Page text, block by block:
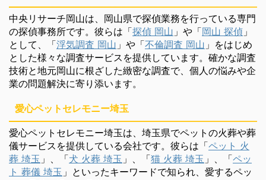
中央リサーチ岡山は、岡山県で探偵業務を行っている専門
の探偵事務所です。彼らは「探偵 岡山 」や「岡山 探偵 」
として、「浮気調査 岡山 」や「不倫調査 岡山 」をはじめ
とした様々な調査サービスを提供しています。確かな調査
技術と地元岡山に根ざした緻密な調査で、個人の悩みや企
業の問題解決に寄り添います。
愛心ペットセレモニー埼玉
愛心ペットセレモニー埼玉は、埼玉県でペットの火葬や葬
儀サービスを提供している会社です。彼らは「ペット 火
葬 埼玉 」、「犬 火葬 埼玉 」、「猫 火葬 埼玉 」、「ペッ
ト 葬儀 埼玉 」といったキーワードで知られ、愛するペッ